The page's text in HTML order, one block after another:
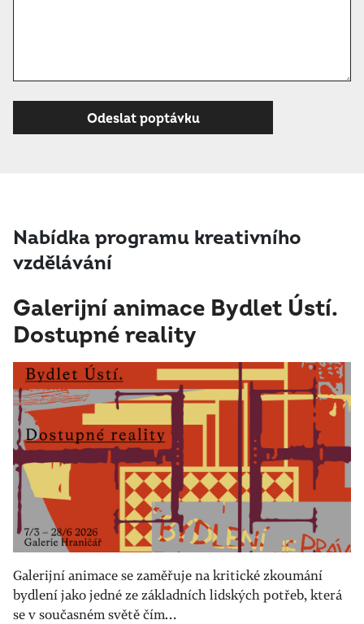
Nabídka programu kreativního
vzdělávání
Galerijní animace Bydlet Ústí.
Dostupné reality
Galerijní animace se zaměřuje na kritické zkoumání
bydlení jako jedné ze základních lidských potřeb, která
se v současném světě čím…